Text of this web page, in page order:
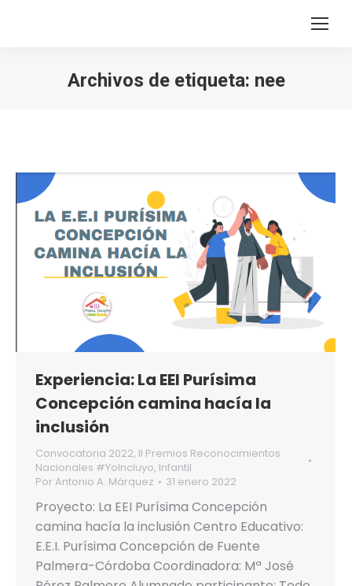
Archivos de etiqueta: nee
Experiencia: La EEI Purísima
Concepción camina hacía la
inclusión
Convocatoria 2022, II Premios Reconocimientos
Nacionales #YoIncluyo, Infantil
Por Antonio A. Márquez 31 enero 2022
Proyecto: La EEI Purísima Concepción
camina hacía la inclusión Centro Educativo:
E.E.I. Purísima Concepción de Fuente
Palmera-Córdoba Coordinadora: Mª José